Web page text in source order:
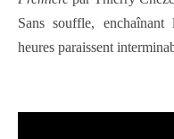
Sans souffle, enchaînant
heures paraissent